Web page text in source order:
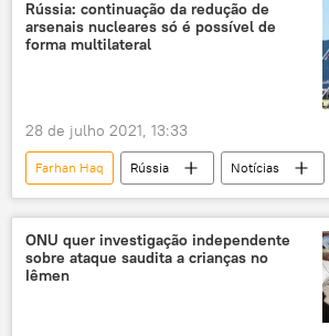
Sputnik News
Dmitry Polyansky
Rússia: continuação da redução de
arsenais nucleares só é possível de
forma multilateral
28 de julho 2021, 13:33
Farhan Haq Rússia
Notícias
Sergei Ryabkov
Wendy Sherman
Departamento de Estado dos EUA
Nações Unidas
ONU quer investigação independente
sobre ataque saudita a crianças no
Iêmen